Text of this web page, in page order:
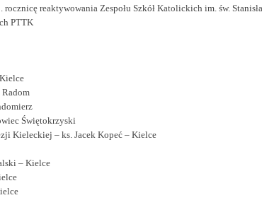
reaktywowania Zespołu Szkół Katolickich im. św.
PTTK
Radom
Świętokrzyski
Kieleckiej – ks. Jacek Kopeć – Kielce
– Kielce